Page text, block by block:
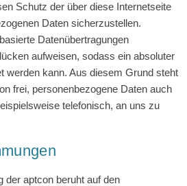
Schutz der über diese Internetseite
Daten sicherzustellen.
Datenübertragungen
aufweisen, sodass ein absoluter
werden kann. Aus diesem Grund steht
frei, personenbezogene Daten auch
telefonisch, an uns zu
der aptcon beruht auf den